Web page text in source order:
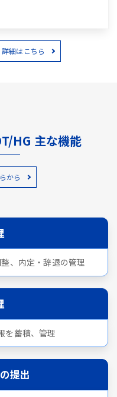
細はこちら
HG 主な機能
から
、内定・辞退の管理
を蓄積、管理
提出